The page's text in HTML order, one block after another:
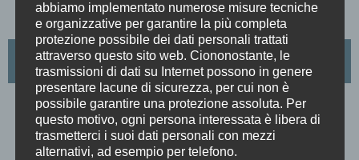
BIGLIETTI
BIGLIETTI
abbiamo implementato numerose misure tecniche
e organizzative per garantire la più completa
protezione possibile dei dati personali trattati
attraverso questo sito web. Ciononostante, le
trasmissioni di dati su Internet possono in genere
presentare lacune di sicurezza, per cui non è
possibile garantire una protezione assoluta. Per
questo motivo, ogni persona interessata è libera di
trasmetterci i suoi dati personali con mezzi
alternativi, ad esempio per telefono.